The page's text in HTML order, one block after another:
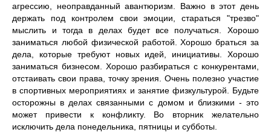
агрессию, неоправданный авантюризм. Важно в этот день
держать под контролем свои эмоции, стараться "трезво"
мыслить и тогда в делах будет все получаться. Хорошо
заниматься любой физической работой. Хорошо браться за
дела, которые требуют новых идей, инициативы. Хорошо
заниматься бизнесом. Хорошо разбираться с конкурентами,
отстаивать свои права, точку зрения. Очень полезно участие
в спортивных мероприятиях и занятие физкультурой. Будьте
осторожны в делах связанными с домом и близкими - это
может привести к конфликту. Во вторник желательно
исключить дела понедельника, пятницы и субботы.